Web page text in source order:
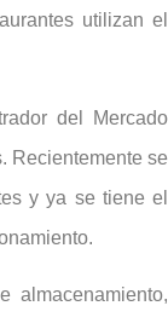
utilizan el
del Mercado
Recientemente se
y ya se tiene el
almacenamiento,